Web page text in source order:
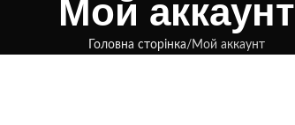
Мой аккаунт
Головна сторінка Мой аккаунт